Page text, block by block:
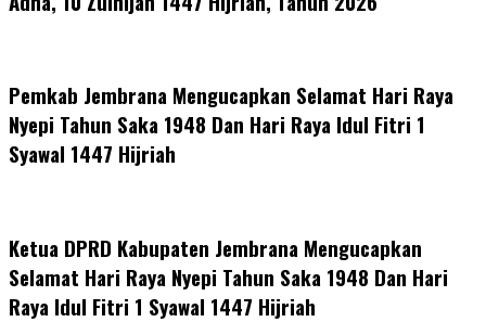
Pemkab Jembrana Mengucapkan Selamat Hari Raya
Nyepi Tahun Saka 1948 Dan Hari Raya Idul Fitri 1
Syawal 1447 Hijriah
Ketua DPRD Kabupaten Jembrana Mengucapkan
Selamat Hari Raya Nyepi Tahun Saka 1948 Dan Hari
Raya Idul Fitri 1 Syawal 1447 Hijriah